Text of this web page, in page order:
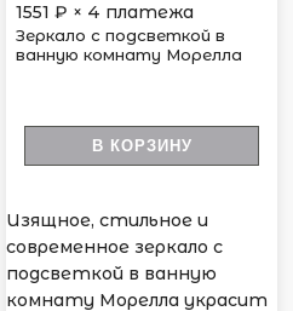
1551 ₽ × 4 платежа
Зеркало с подсветкой в
ванную комнату Морелла
В КОРЗИНУ
Изящное, стильное и
современное зеркало с
подсветкой в ванную
комнату Морелла украсит